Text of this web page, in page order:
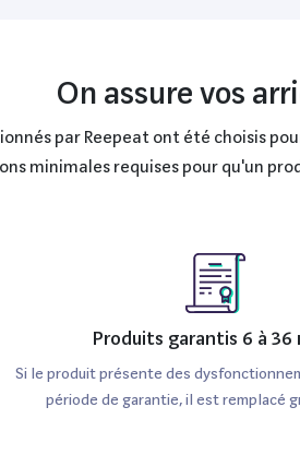
On assure vos
par Reepeat ont été choisis
minimales requises pour qu'un
Produits garantis 6 à 36
Si le produit présente des
période de garantie, il est remplacé